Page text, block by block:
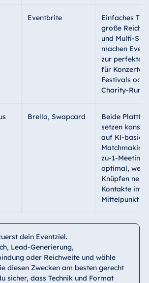
Eventbrite
Einfaches
große
und Multi-
machen
zur perfekten
für Konzerte,
Festivals oder
Charity-Runs.
Brella, Swapcard
Beide
setzen
auf KI-
Matchmaking
zu-1-Meetings
optimal,
Knüpfen
Kontakte im
Mittelpunkt
dein Eventziel.
Lead-Generierung,
oder Reichweite und wähle
diesen Zwecken am besten gerecht
sicher, dass Technik und Format